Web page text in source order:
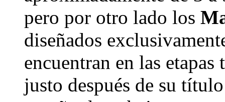
pero por otro lado los
diseñados
encuentran en las etapas
justo después de su